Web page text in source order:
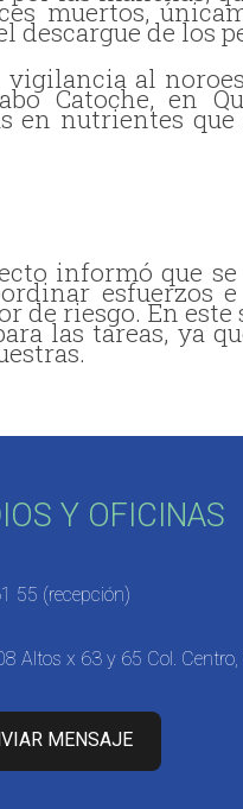
muertos,
descargue de los
vigilancia al
Catoche, en
en nutrientes que
informó que
esfuerzos
de riesgo. En
las tareas, ya
Y OFICINAS
55 (recepción)
Altos x 63 y 65 Col. Centro,
MENSAJE